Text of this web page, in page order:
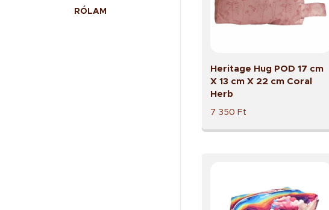
RÓLAM
Heritage Hug POD 17 cm
X 13 cm X 22 cm Coral
Herb
7 350 Ft